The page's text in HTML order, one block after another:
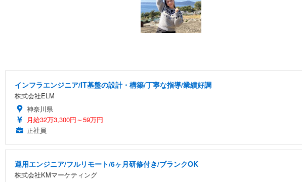
インフラエンジニア/IT基盤の設計・構築/丁寧な指導/業績好調
株式会社ELM
神奈川県
月給32万3,300円～59万円
正社員
運用エンジニア/フルリモート/6ヶ月研修付き/ブランクOK
株式会社KMマーケティング